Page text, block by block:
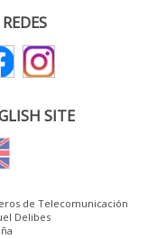
SITE
de Telecomunicación
Delibes